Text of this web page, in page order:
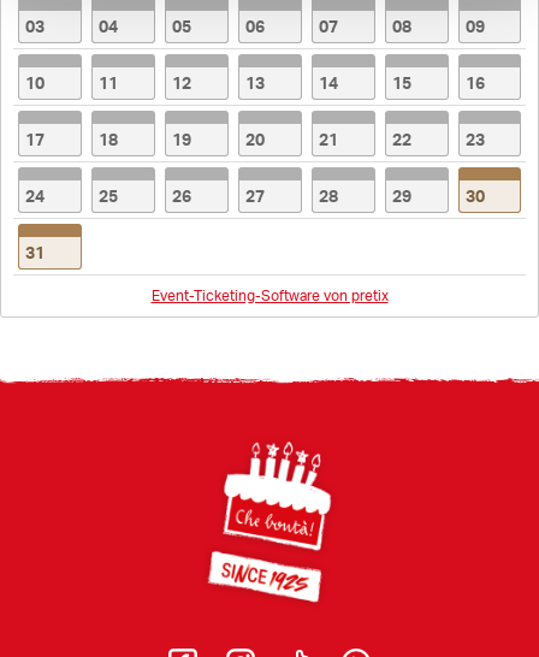
03 04 05 06 07 08 09
10 11 12 13 14 15 16
17 18 19 20 21 22 23
24 25 26 27 28 29 30
31
Event-Ticketing-Software von pretix